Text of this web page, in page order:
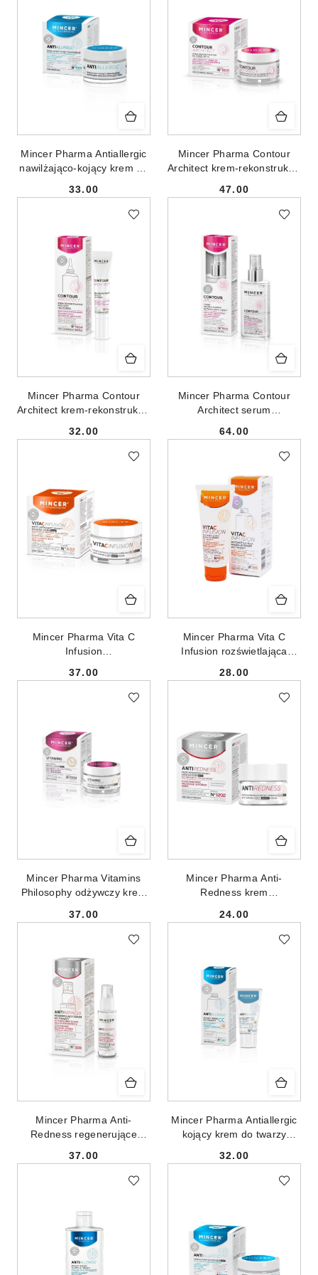
Mincer Pharma Antiallergic
nawilżająco-kojący krem na
zaczerwienieniom No.1101
Cena:
33.00
Mincer Pharma Contour
Architect krem-rekonstruktor
dojrzałej i wiotkiej No.1601
Cena:
47.00
Mincer Pharma Contour
Architect krem-rekonstruktor
N°1604 15ml
Cena:
32.00
Mincer Pharma Contour
Architect serum
szyję dekolt do cery
dojrzałej i wiotkiej No.1605
Cena:
64.00
Mincer Pharma Vita C
Infusion
na dzień/noc No.602 50ml
Cena:
37.00
Mincer Pharma Vita C
Infusion rozświetlająca
No.615 75ml
Cena:
28.00
Mincer Pharma Vitamins
Philosophy odżywczy krem
Cena:
37.00
Mincer Pharma Anti-
Redness krem
redukcji pajączków na
dzień/noc No.1202 50ml
Cena:
24.00
Mincer Pharma Anti-
Redness regenerujące
naczynkowej N°1205 30ml
Cena:
37.00
Mincer Pharma Antiallergic
kojący krem do twarzy
Cena:
32.00